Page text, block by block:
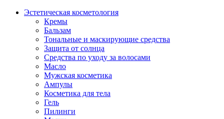
Эстетическая косметология
Кремы
Бальзам
Тональные и маскирующие средства
Защита от солнца
Средства по уходу за волосами
Масло
Мужская косметика
Ампулы
Косметика для тела
Гель
Пилинги